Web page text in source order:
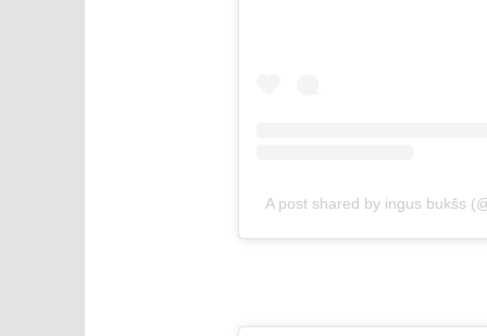
A post shared by ingus bukšs